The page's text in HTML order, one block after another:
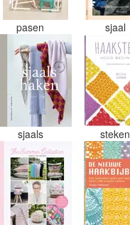
pasen sjaal
sjaals steken